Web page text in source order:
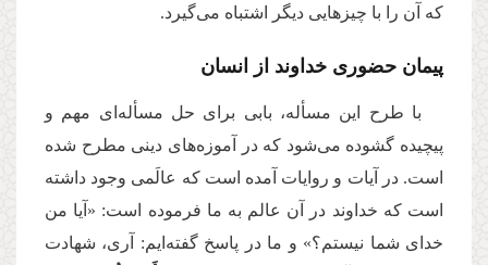
که آن را با چیزهایی دیگر اشتباه می‌گیرد.
پیمان حضوری خداوند از انسان
با طرح این مسأله، بابی برای حل مسأله‌ای مهم و
پیچیده گشوده می‌شود که در آموزه‌های دینی مطرح شده
است. در آیات و روایات آمده است که عالَمی وجود داشته
است که خداوند در آن عالم به ما فرموده است: «آیا من
خدای شما نیستم؟» و ما در پاسخ گفته‌ایم: آری، شهادت